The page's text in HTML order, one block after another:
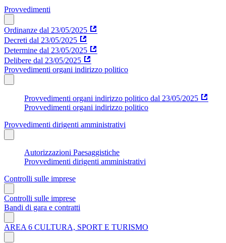
Provvedimenti
Ordinanze dal 23/05/2025
Decreti dal 23/05/2025
Determine dal 23/05/2025
Delibere dal 23/05/2025
Provvedimenti organi indirizzo politico
Provvedimenti organi indirizzo politico dal 23/05/2025
Provvedimenti organi indirizzo politico
Provvedimenti dirigenti amministrativi
Autorizzazioni Paesaggistiche
Provvedimenti dirigenti amministrativi
Controlli sulle imprese
Controlli sulle imprese
Bandi di gara e contratti
AREA 6 CULTURA, SPORT E TURISMO